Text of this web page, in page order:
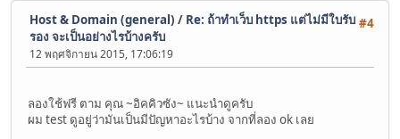
#4
Host & Domain (general) / Re: ถ้าทำเว็บ https แต่ไม่มีใบรับ
รอง จะเป็นอย่างไรบ้างครับ
12 พฤศจิกายน 2015, 17:06:19
ลองใช้ฟรี ตาม คุณ ~อิคคิวซัง~ แนะนำดูครับ
ผม test ดูอยู่ว่ามันเป็นมีปัญหาอะไรบ้าง จากที่ลอง ok เลย